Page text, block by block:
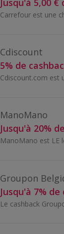
Jusqu'à 5,00 €
Cdiscount
5% de
ManoMano
Jusqu'à 20%
Groupon
Jusqu'à 7%